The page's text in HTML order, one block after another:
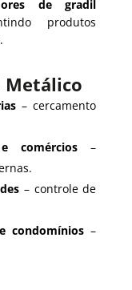
de gradil
produtos
Metálico
– cercamento
comércios –
– controle de
condomínios–